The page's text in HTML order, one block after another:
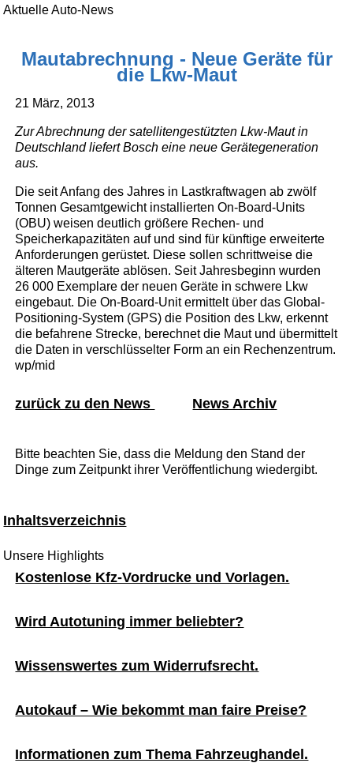
Aktuelle Auto-News
Mautabrechnung - Neue Geräte für
die Lkw-Maut
21 März, 2013
Zur Abrechnung der satellitengestützten Lkw-Maut in
Deutschland liefert Bosch eine neue Gerätegeneration
aus.
Die seit Anfang des Jahres in Lastkraftwagen ab zwölf
Tonnen Gesamtgewicht installierten On-Board-Units
(OBU) weisen deutlich größere Rechen- und
Speicherkapazitäten auf und sind für künftige erweiterte
Anforderungen gerüstet. Diese sollen schrittweise die
älteren Mautgeräte ablösen. Seit Jahresbeginn wurden
26 000 Exemplare der neuen Geräte in schwere Lkw
eingebaut. Die On-Board-Unit ermittelt über das Global-
Positioning-System (GPS) die Position des Lkw, erkennt
die befahrene Strecke, berechnet die Maut und übermittelt
die Daten in verschlüsselter Form an ein Rechenzentrum.
wp/mid
zurück zu den News News Archiv
Bitte beachten Sie, dass die Meldung den Stand der
Dinge zum Zeitpunkt ihrer Veröffentlichung wiedergibt.
Inhaltsverzeichnis
Unsere Highlights
Kostenlose Kfz-Vordrucke und Vorlagen.
Wird Autotuning immer beliebter?
Wissenswertes zum Widerrufsrecht.
Autokauf – Wie bekommt man faire Preise?
Informationen zum Thema Fahrzeughandel.